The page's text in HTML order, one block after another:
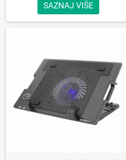
SAZNAJ VIŠE